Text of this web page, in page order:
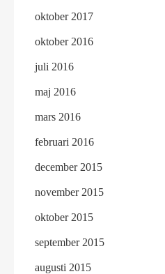
oktober 2017
oktober 2016
juli 2016
maj 2016
mars 2016
februari 2016
december 2015
november 2015
oktober 2015
september 2015
augusti 2015